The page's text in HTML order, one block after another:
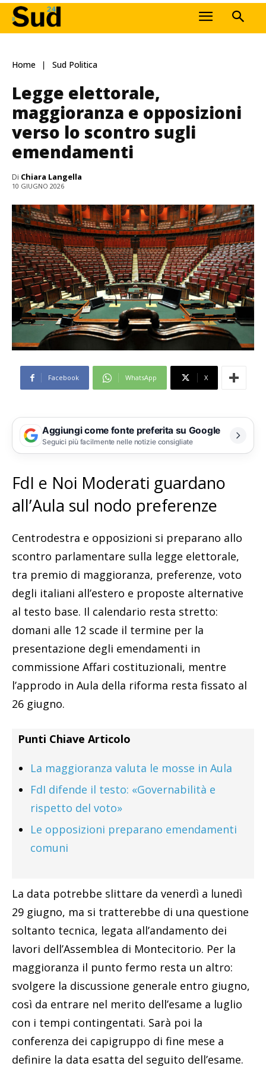
Home Sud Politica
Legge elettorale,
maggioranza e opposizioni
verso lo scontro sugli
emendamenti
Di Chiara Langella
10 GIUGNO 2026
Facebook WhatsApp X
Aggiungi come fonte preferita su Google
Seguici più facilmente nelle notizie consigliate
FdI e Noi Moderati guardano
all’Aula sul nodo preferenze
Centrodestra e opposizioni si preparano allo
scontro parlamentare sulla legge elettorale,
tra premio di maggioranza, preferenze, voto
degli italiani all’estero e proposte alternative
al testo base. Il calendario resta stretto:
domani alle 12 scade il termine per la
presentazione degli emendamenti in
commissione Affari costituzionali, mentre
l’approdo in Aula della riforma resta fissato al
26 giugno.
Punti Chiave Articolo
La maggioranza valuta le mosse in Aula
FdI difende il testo: «Governabilità e
rispetto del voto»
Le opposizioni preparano emendamenti
comuni
La data potrebbe slittare da venerdì a lunedì
29 giugno, ma si tratterebbe di una questione
soltanto tecnica, legata all’andamento dei
lavori dell’Assemblea di Montecitorio. Per la
maggioranza il punto fermo resta un altro:
svolgere la discussione generale entro giugno,
così da entrare nel merito dell’esame a luglio
con i tempi contingentati. Sarà poi la
conferenza dei capigruppo di fine mese a
definire la data esatta del seguito dell’esame.